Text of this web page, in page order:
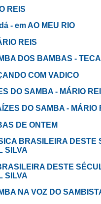
REIS
- em AO MEU RIO
REIS
DOS BAMBAS -
COM VADICO
DO SAMBA - MÁRIO
DO SAMBA - MÁRIO
DE ONTEM
BRASILEIRA DESTE
SILVA
DESTE
SILVA
NA VOZ DO